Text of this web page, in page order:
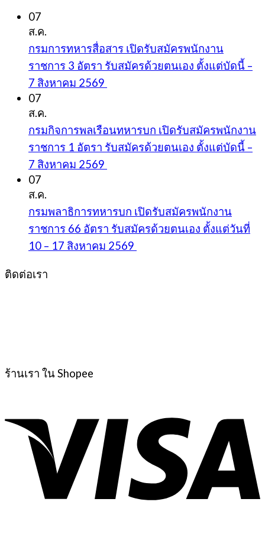
07
ส.ค.
กรมการทหารสื่อสาร เปิดรับสมัครพนักงาน
ราชการ 3 อัตรา รับสมัครด้วยตนเอง ตั้งแต่บัดนี้ –
7 สิงหาคม 2569
07
ส.ค.
กรมกิจการพลเรือนทหารบก เปิดรับสมัครพนักงาน
ราชการ 1 อัตรา รับสมัครด้วยตนเอง ตั้งแต่บัดนี้ –
7 สิงหาคม 2569
07
ส.ค.
กรมพลาธิการทหารบก เปิดรับสมัครพนักงาน
ราชการ 66 อัตรา รับสมัครด้วยตนเอง ตั้งแต่วันที่
10 – 17 สิงหาคม 2569
ติดต่อเรา
ร้านเรา ใน Shopee